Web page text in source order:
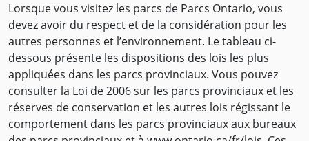
Lorsque vous visitez les parcs de Parcs Ontario, vous
devez avoir du respect et de la considération pour les
autres personnes et l’environnement. Le tableau ci-
dessous présente les dispositions des lois les plus
appliquées dans les parcs provinciaux. Vous pouvez
consulter la Loi de 2006 sur les parcs provinciaux et les
réserves de conservation et les autres lois régissant le
comportement dans les parcs provinciaux aux bureaux